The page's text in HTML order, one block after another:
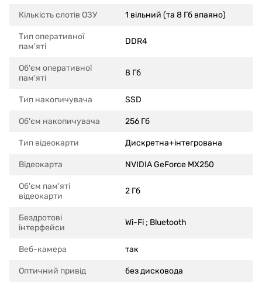
Кількість слотів ОЗУ 1 вільний (та 8 Гб впаяно)
Тип оперативної
пам'яті
DDR4
Об'єм оперативної
пам'яті
8 Гб
Тип накопичувача SSD
Об'єм накопичувача 256 Гб
Тип відеокарти Дискретна+інтегрована
Відеокарта NVIDIA GeForce MX250
Об'єм пам'яті
відеокарти
2 Гб
Бездротові
інтерфейси
Wi-Fi ; Bluetooth
Веб-камера так
Оптичний привід без дисковода